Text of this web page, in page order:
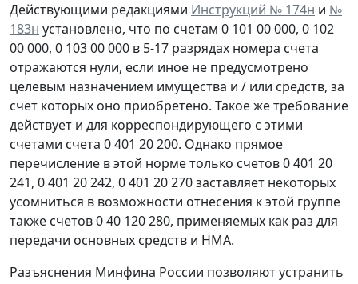
Действующими редакциями Инструкций № 174н и №
183н установлено, что по счетам 0 101 00 000, 0 102
00 000, 0 103 00 000 в 5-17 разрядах номера счета
отражаются нули, если иное не предусмотрено
целевым назначением имущества и / или средств, за
счет которых оно приобретено. Такое же требование
действует и для корреспондирующего с этими
счетами счета 0 401 20 200. Однако прямое
перечисление в этой норме только счетов 0 401 20
241, 0 401 20 242, 0 401 20 270 заставляет некоторых
усомниться в возможности отнесения к этой группе
также счетов 0 40 120 280, применяемых как раз для
передачи основных средств и НМА.
Разъяснения Минфина России позволяют устранить